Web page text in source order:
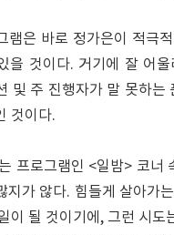
램은 바로 정가은이 적극
을 것이다. 거기에 잘 어
및 주 진행자가 말 못하
것이다.
프로그램인 <일밤> 코너
지가 않다. 힘들게 살아가
이 될 것이기에, 그런 시